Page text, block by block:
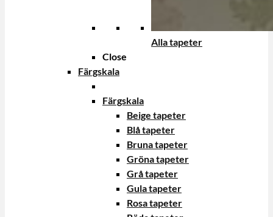
Alla tapeter
Close
Färgskala
Färgskala
Beige tapeter
Blå tapeter
Bruna tapeter
Gröna tapeter
Grå tapeter
Gula tapeter
Rosa tapeter